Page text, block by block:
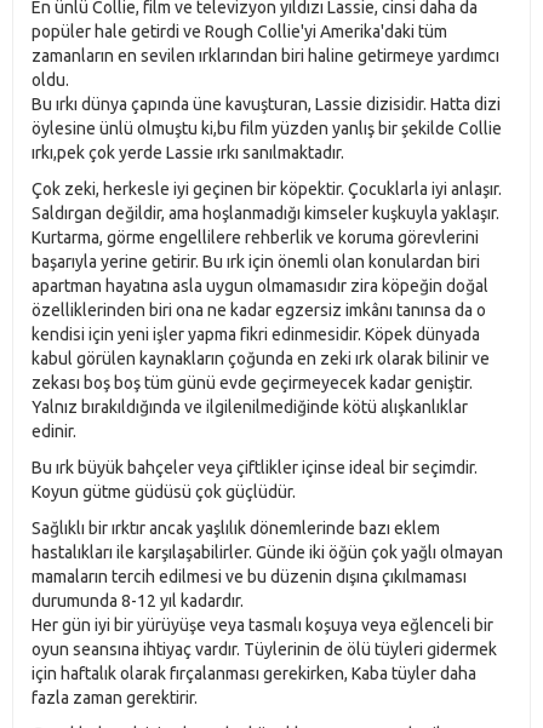
En ünlü Collie, film ve televizyon yıldızı Lassie, cinsi daha da
popüler hale getirdi ve Rough Collie'yi Amerika'daki tüm
zamanların en sevilen ırklarından biri haline getirmeye yardımcı
oldu.
Bu ırkı dünya çapında üne kavuşturan, Lassie dizisidir. Hatta dizi
öylesine ünlü olmuştu ki,bu film yüzden yanlış bir şekilde Collie
ırkı,pek çok yerde Lassie ırkı sanılmaktadır.
Çok zeki, herkesle iyi geçinen bir köpektir. Çocuklarla iyi anlaşır.
Saldırgan değildir, ama hoşlanmadığı kimseler kuşkuyla yaklaşır.
Kurtarma, görme engellilere rehberlik ve koruma görevlerini
başarıyla yerine getirir. Bu ırk için önemli olan konulardan biri
apartman hayatına asla uygun olmamasıdır zira köpeğin doğal
özelliklerinden biri ona ne kadar egzersiz imkânı tanınsa da o
kendisi için yeni işler yapma fikri edinmesidir. Köpek dünyada
kabul görülen kaynakların çoğunda en zeki ırk olarak bilinir ve
zekası boş boş tüm günü evde geçirmeyecek kadar geniştir.
Yalnız bırakıldığında ve ilgilenilmediğinde kötü alışkanlıklar
edinir.
Bu ırk büyük bahçeler veya çiftlikler içinse ideal bir seçimdir.
Koyun gütme güdüsü çok güçlüdür.
Sağlıklı bir ırktır ancak yaşlılık dönemlerinde bazı eklem
hastalıkları ile karşılaşabilirler. Günde iki öğün çok yağlı olmayan
mamaların tercih edilmesi ve bu düzenin dışına çıkılmaması
durumunda 8-12 yıl kadardır.
Her gün iyi bir yürüyüşe veya tasmalı koşuya veya eğlenceli bir
oyun seansına ihtiyaç vardır. Tüylerinin de ölü tüyleri gidermek
için haftalık olarak fırçalanması gerekirken, Kaba tüyler daha
fazla zaman gerektirir.